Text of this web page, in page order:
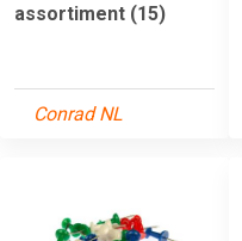
assortiment (15)
Conrad NL